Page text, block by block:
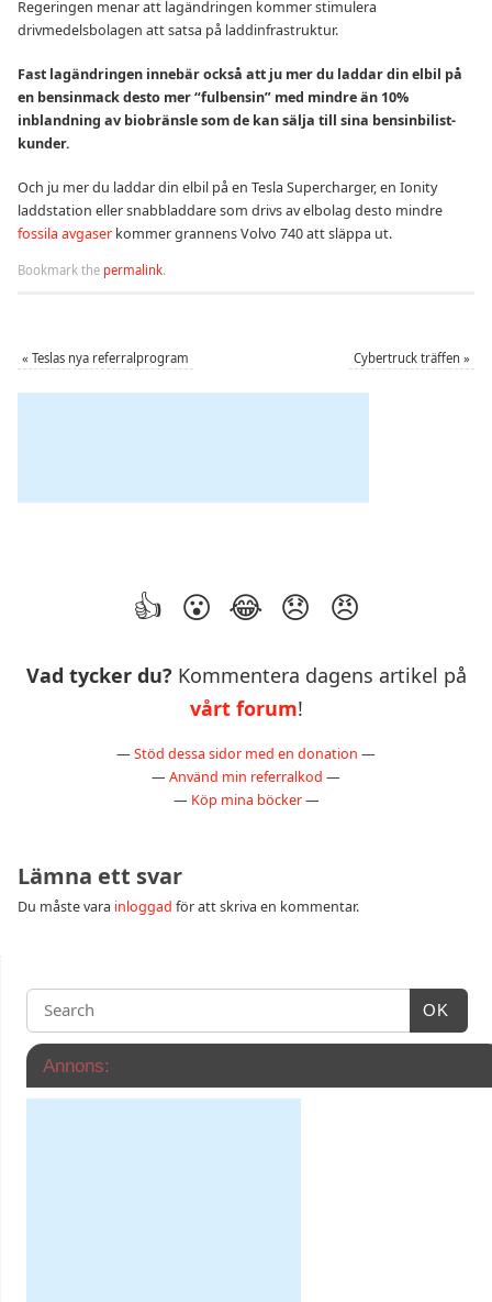
Regeringen menar att lagändringen kommer stimulera
drivmedelsbolagen att satsa på laddinfrastruktur.
Fast lagändringen innebär också att ju mer du laddar din elbil på
en bensinmack desto mer “fulbensin” med mindre än 10%
inblandning av biobränsle som de kan sälja till sina bensinbilist-
kunder.
Och ju mer du laddar din elbil på en Tesla Supercharger, en Ionity
laddstation eller snabbladdare som drivs av elbolag desto mindre
fossila avgaser kommer grannens Volvo 740 att släppa ut.
Bookmark the permalink.
« Teslas nya referralprogram Cybertruck träffen »
Vad tycker du? Kommentera dagens artikel på
vårt forum!
— Stöd dessa sidor med en donation —
— Använd min referralkod —
— Köp mina böcker—
Lämna ett svar
Du måste vara inloggad för att skriva en kommentar.
OK
Annons: